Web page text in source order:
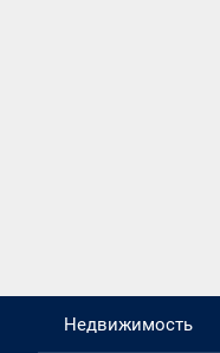
Недвижимость